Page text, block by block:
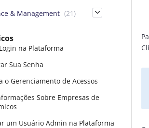
& Management (21)
na Plataforma
Sua Senha
o Gerenciamento de Acessos
Sobre Empresas de
um Usuário Admin na Plataforma